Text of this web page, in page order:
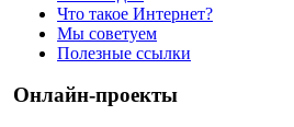
Что такое Интернет?
Мы советуем
Полезные ссылки
Онлайн-проекты